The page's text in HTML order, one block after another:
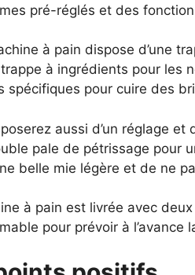
pré-réglés et des
à pain dispose d’une
trappe à ingrédients pour les
spécifiques pour cuire des
aussi d’un réglage
pale de pétrissage pour
belle mie légère et de ne
à pain est livrée avec
pour prévoir à